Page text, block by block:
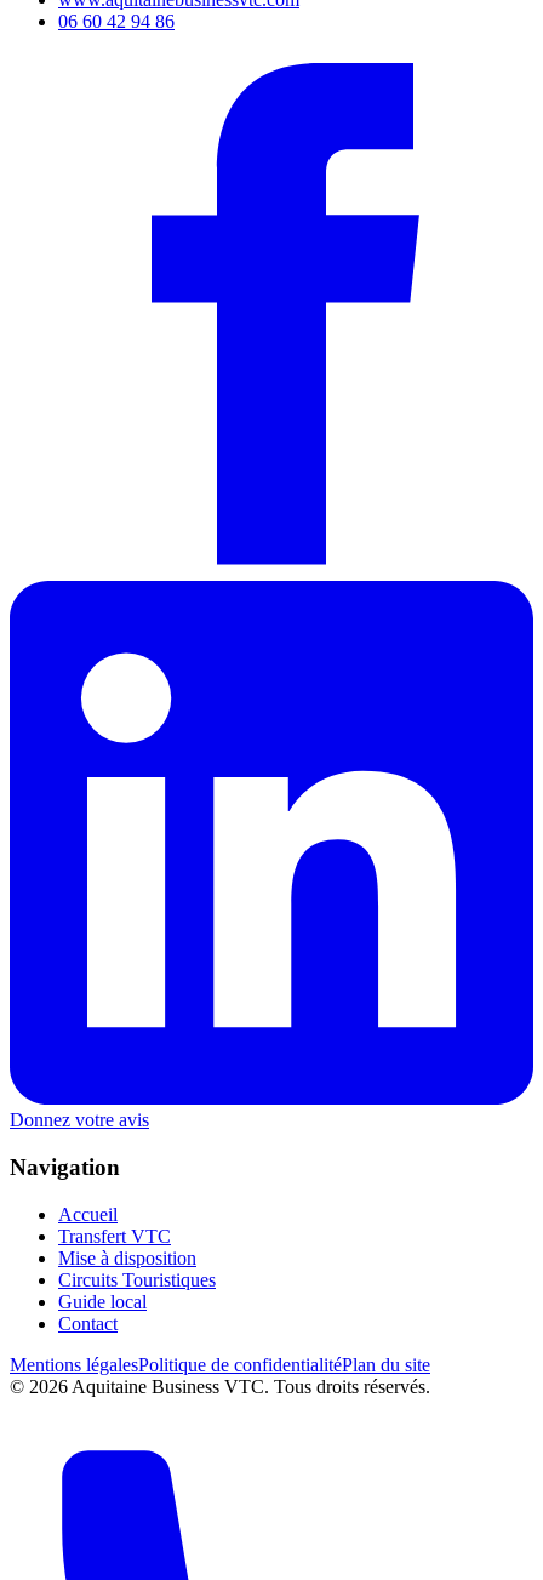
06 60 42 94 86
Donnez votre avis
Navigation
Accueil
Transfert VTC
Mise à disposition
Circuits Touristiques
Guide local
Contact
Mentions légalesPolitique de confidentialitéPlan du site
© 2026 Aquitaine Business VTC. Tous droits réservés.